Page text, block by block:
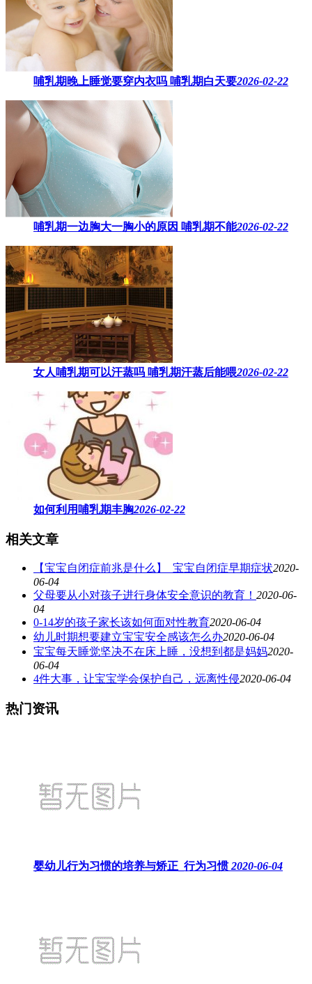
哺乳期晚上睡觉要穿内衣吗​ 哺乳期白天要2026-02-22
哺乳期一边胸大一胸小的原因​ 哺乳期不能2026-02-22
女人哺乳期可以汗蒸吗 ​哺乳期汗蒸后能喂2026-02-22
如何利用哺乳期丰胸2026-02-22
相关文章
【宝宝自闭症前兆是什么】_宝宝自闭症早期症状2020-
06-04
父母要从小对孩子进行身体安全意识的教育！ 2020-06-
04
0-14岁的孩子家长该如何面对性教育2020-06-04
幼儿时期想要建立宝宝安全感该怎么办2020-06-04
宝宝每天睡觉坚决不在床上睡，没想到都是妈妈2020-
06-04
4件大事，让宝宝学会保护自己，远离性侵2020-06-04
热门资讯
婴幼儿行为习惯的培养与矫正_行为习惯 2020-06-04